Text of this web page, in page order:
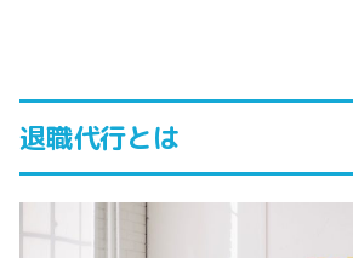
退職代行とは